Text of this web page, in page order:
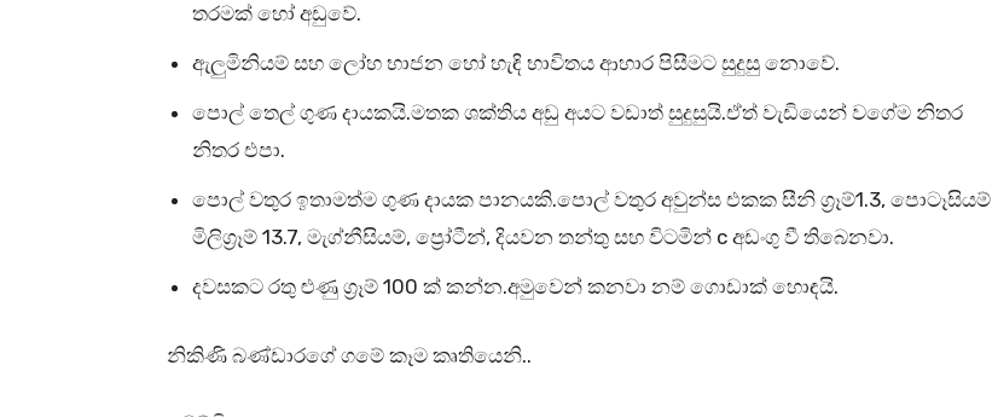
තරමක් හෝ අඩුවේ.
ඇලුමිනියම් සහ ලෝහ භාජන හෝ හැඳි භාවිතය ආහාර පිසීමට සුදුසු නොවේ.
පොල් තෙල් ගුණ දායකයි.මතක ශක්තිය අඩු අයට වඩාත් සුදුසුයි.ඒත් වැඩියෙන් වගේම නිතර
නිතර එපා.
පොල් වතුර ඉතාමත්ම ගුණ දායක පානයකි.පොල් වතුර අවුන්ස එකක සීනි ග්‍රෑම්1.3, පොටෑසියම්
මිලිග්‍රෑම් 13.7, මැග්නීසියම්, ප්‍රෝටීන්, දියවන තන්තු සහ විටමින් c අඩංගු වී තිබෙනවා.
දවසකට රතු ළුණු ග්‍රෑම් 100 ක් කන්න.අමුවෙන් කනවා නම් ගොඩාක් හොඳයි.
නිකිණි බණ්ඩාරගේ ගමේ කෑම කෘතියෙනි..